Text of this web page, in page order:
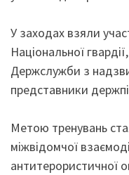
У заходах взяли
Національної
Держслужби з
представники
Метою тренувань
міжвідомчої
антитерористичної